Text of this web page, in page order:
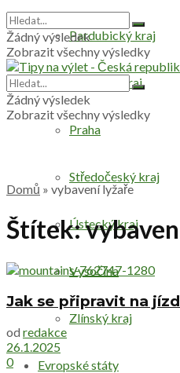
Pardubický kraj
Plzeňský kraj
Praha
Středočeský kraj
Ústecký kraj
Vysočina
Zlínský kraj
Evropské státy
Žádný výsledek
Zobrazit všechny výsledky
Žádný výsledek
Zobrazit všechny výsledky
Domů » vybavení lyžaře
Štítek:
Jak se připravit na
od redakce
26.1.2025
0